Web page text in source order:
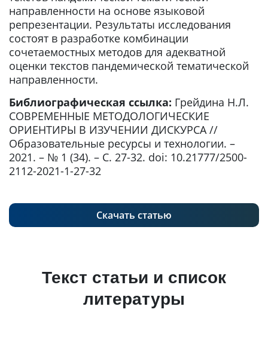
направленности на основе языковой
репрезентации. Результаты исследования
состоят в разработке комбинации
сочетаемостных методов для адекватной
оценки текстов пандемической тематической
направленности.
Библиографическая ссылка: Грейдина Н.Л.
СОВРЕМЕННЫЕ МЕТОДОЛОГИЧЕСКИЕ
ОРИЕНТИРЫ В ИЗУЧЕНИИ ДИСКУРСА //
Образовательные ресурсы и технологии. –
2021. – № 1 (34). – С. 27-32. doi: 10.21777/2500-
2112-2021-1-27-32
Скачать статью
Текст статьи и список
литературы